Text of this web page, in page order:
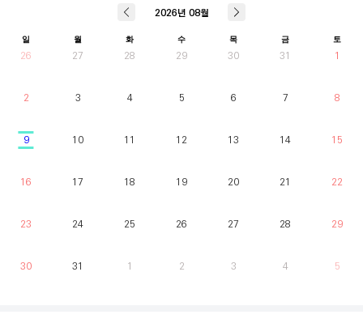
2026년 08월
일 월 화 수 목 금 토
26 27 28 29 30 31 1
2 3 4 5 6 7 8
9 10 11 12 13 14 15
16 17 18 19 20 21 22
23 24 25 26 27 28 29
30 31 1 2 3 4 5